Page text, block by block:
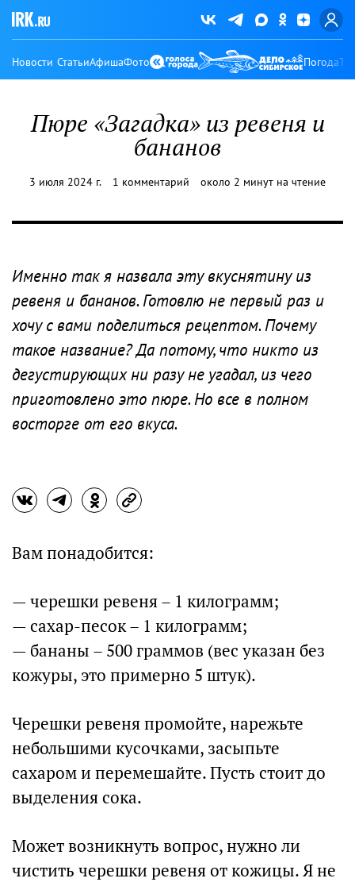
Новости СтатьиАфишаФото Погода
Пюре «Загадка» из ревеня и
бананов
3 июля 2024 г. 1 комментарий около 2 минут на чтение
Именно так я назвала эту вкуснятину из
ревеня и бананов. Готовлю не первый раз и
хочу с вами поделиться рецептом. Почему
такое название? Да потому, что никто из
дегустирующих ни разу не угадал, из чего
приготовлено это пюре. Но все в полном
восторге от его вкуса.
Вам понадобится:
— черешки ревеня – 1 килограмм;
— сахар-песок – 1 килограмм;
— бананы – 500 граммов (вес указан без
кожуры, это примерно 5 штук).
Черешки ревеня промойте, нарежьте
небольшими кусочками, засыпьте
сахаром и перемешайте. Пусть стоит до
выделения сока.
Может возникнуть вопрос, нужно ли
чистить черешки ревеня от кожицы. Я не